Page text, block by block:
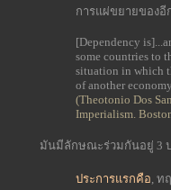
การแผ่ขยายของอี
[Dependency
some countries to
situation in which
of another
(Theotonio Dos
Imperialism.
มันมีลักษณะร่วมกันอยู่ 3
ประการแรกคือ, ท